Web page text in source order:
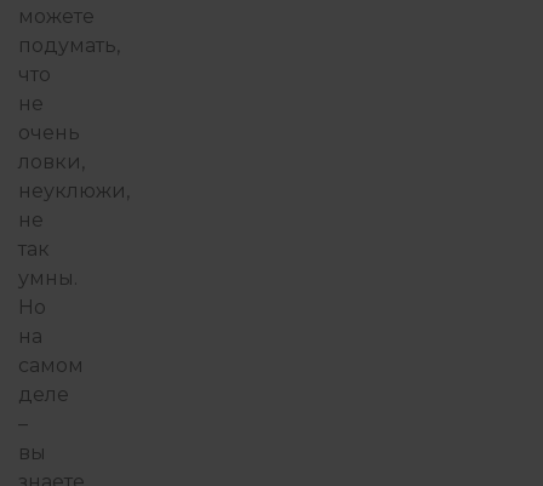
можете
подумать,
что
не
очень
ловки,
неуклюжи,
не
так
умны.
Но
на
самом
деле
–
вы